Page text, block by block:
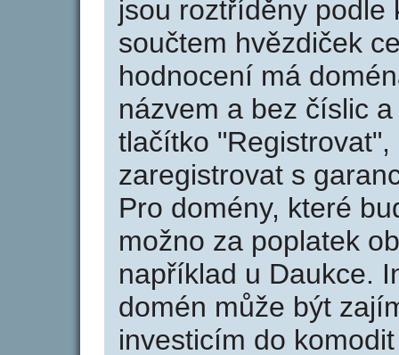
jsou roztříděny podle
součtem hvězdiček
hodnocení má
názvem a bez číslic
tlačítko
zaregistrovat s
Pro domény, které
možno za poplatek
například u Daukce.
domén může být
investicím do